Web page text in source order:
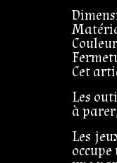
Cet
Les
à
Les